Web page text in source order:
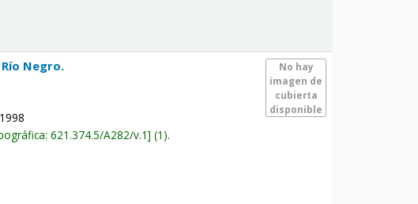
No hay
imagen de
cubierta
disponible
Río Negro.
621.374.5/A282/v.1 (1).